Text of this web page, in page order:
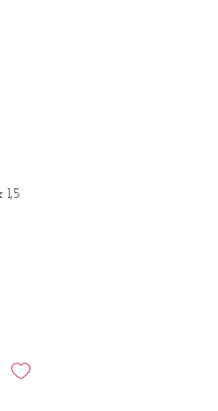
1,5